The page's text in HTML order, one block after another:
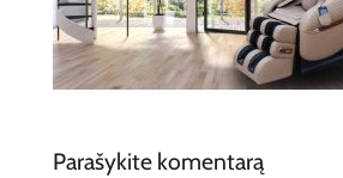
Parašykite komentarą